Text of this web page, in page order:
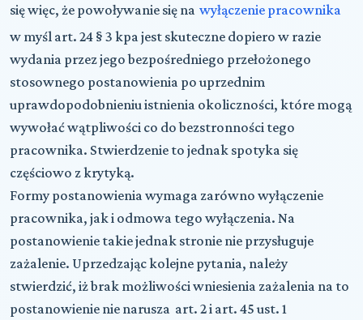
się więc, że powoływanie się na wyłączenie pracownika
w myśl art. 24 § 3 kpa jest skuteczne dopiero w razie
wydania przez jego bezpośredniego przełożonego
stosownego postanowienia po uprzednim
uprawdopodobnieniu istnienia okoliczności, które mogą
wywołać wątpliwości co do bezstronności tego
pracownika. Stwierdzenie to jednak spotyka się
częściowo z krytyką.
Formy postanowienia wymaga zarówno wyłączenie
pracownika, jak i odmowa tego wyłączenia. Na
postanowienie takie jednak stronie nie przysługuje
zażalenie. Uprzedzając kolejne pytania, należy
stwierdzić, iż brak możliwości wniesienia zażalenia na to
postanowienie nie narusza art. 2 i art. 45 ust. 1